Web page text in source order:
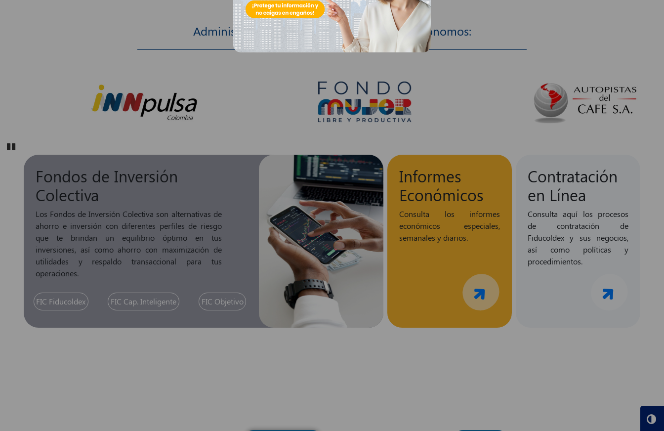
Administración y vocería de Patrimonios Autónomos:
Pause
Fondos de Inversión
Colectiva
Los Fondos de Inversión Colectiva son alternativas de
ahorro e inversión con diferentes perfiles de riesgo
que te brindan un equilibrio óptimo en tus
inversiones, así como ahorro con maximización de
utilidades y respaldo transaccional para tus
operaciones.
FIC Fiducoldex FIC Cap. Inteligente FIC Objetivo
Informes
Económicos
Consulta los informes
económicos especiales,
semanales y diarios.
Contratación
en Línea
Consulta aquí los procesos
de contratación de
Fiducoldex y sus negocios,
así como políticas y
procedimientos.